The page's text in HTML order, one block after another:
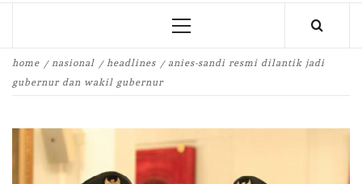
Primary
home nasional headlines
anies-sandi resmi dilantik jadi
gubernur dan wakil gubernur